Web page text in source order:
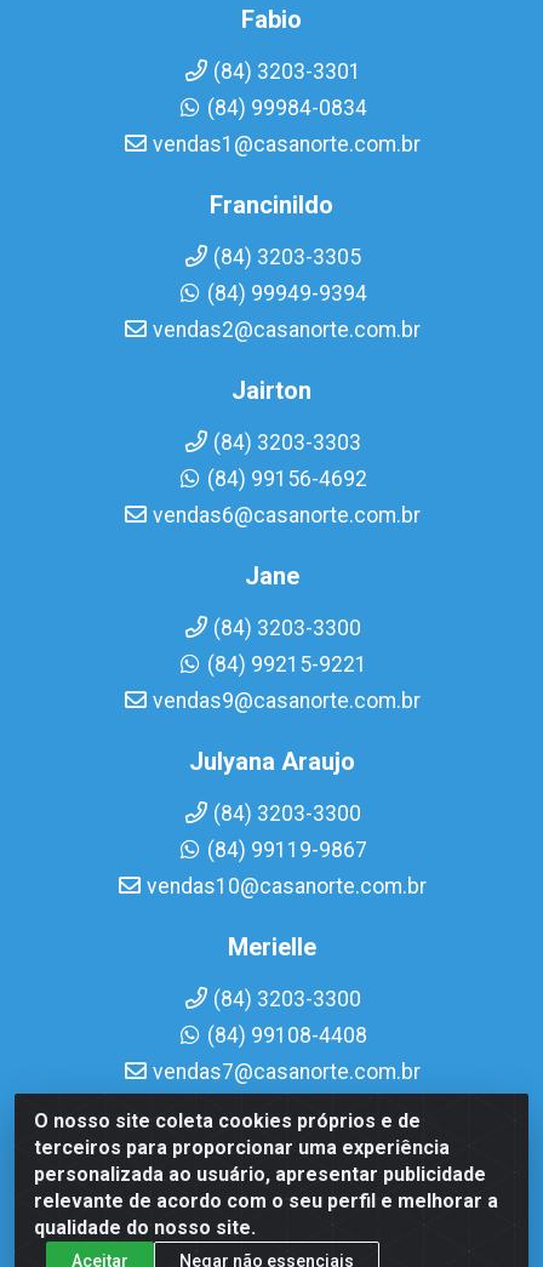
O nosso site coleta cookies próprios e de
terceiros para proporcionar uma experiência
personalizada ao usuário, apresentar publicidade
relevante de acordo com o seu perfil e melhorar a
qualidade do nosso site.
Aceitar Negar não essenciais
Fabio
(84) 3203-3301
(84) 99984-0834
vendas1@casanorte.com.br
Francinildo
(84) 3203-3305
(84) 99949-9394
vendas2@casanorte.com.br
Jairton
(84) 3203-3303
(84) 99156-4692
vendas6@casanorte.com.br
Jane
(84) 3203-3300
(84) 99215-9221
vendas9@casanorte.com.br
Julyana Araujo
(84) 3203-3300
(84) 99119-9867
vendas10@casanorte.com.br
Merielle
(84) 3203-3300
(84) 99108-4408
vendas7@casanorte.com.br
Casa Norte LTDA - Av. Interventor Mário Câmara, 1815 -
Dix-Sept Rosado, Natal/RN - CEP 59054-600 - CNPJ
08.713.513/0001-51